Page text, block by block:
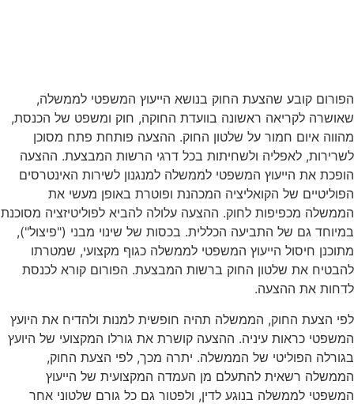
הפורום קובע שהצעת החוק בנושא הייעוץ המשפטי לממשלה,
שאושרה לקריאה ראשונה בוועדת החוקה, חוק ומשפט של הכנסת,
מהווה איום חמור על שלטון החוק. ההצעה פותחת פתח מסוכן
לשרירות, לאפליה ולשחיתות בכל דרגי הרשות המבצעת. ההצעה
הופכת את הייעוץ המשפטי לממשלה למנגנון לשירות האינטרסים
הפוליטיים של הקואליציה המכהנת ופוטרת באופן מעשי את
הממשלה מכפיפות לחוק. ההצעה עלולה להביא לפוליטיזציה מסוכנת
במיוחד גם של התביעה הכללית. בכסות של שינוי מבני ("פיצול"),
מתוכנן חיסול הייעוץ המשפטי לממשלה כגוף מקצועי, שמטרתו
להבטיח את שלטון החוק ברשות המבצעת. הפורום קורא לכנסת
לדחות את ההצעה.
לפי הצעת החוק, הממשלה תהיה חופשית למנות ולהדיח את היועץ
המשפטי כראות עיניה. ההצעה קושרת את גורלו המקצועי של היועץ
בגורלה הפוליטי של הממשלה. יתרה מכך, לפי הצעת החוק,
הממשלה רשאית להתעלם מן העמדה המקצועית של הייעוץ
המשפטי לממשלה בנוגע לדין, ולפטור גם כל גורם שלטוני אחר